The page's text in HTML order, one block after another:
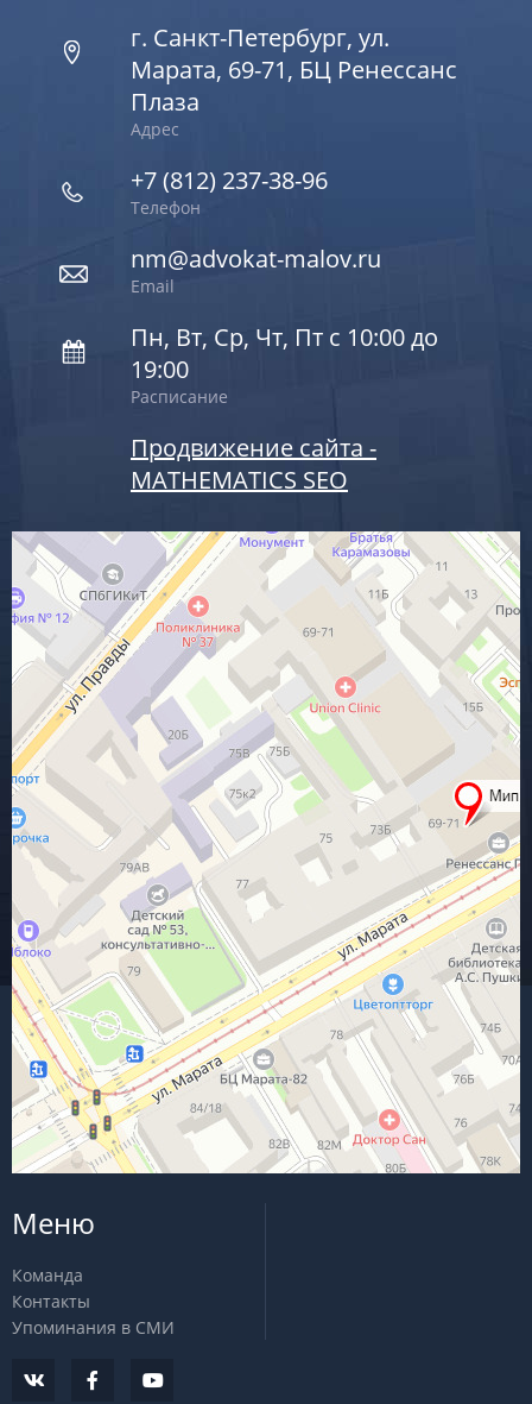
г. Санкт-Петербург, ул.
Марата, 69-71, БЦ Ренессанс
Плаза
Адрес
+7 (812) 237-38-96
Телефон
nm@advokat-malov.ru
Email
Пн, Вт, Ср, Чт, Пт с 10:00 до
19:00
Расписание
Продвижение сайта -
MATHEMATICS SEO
Меню
Команда
Контакты
Упоминания в СМИ